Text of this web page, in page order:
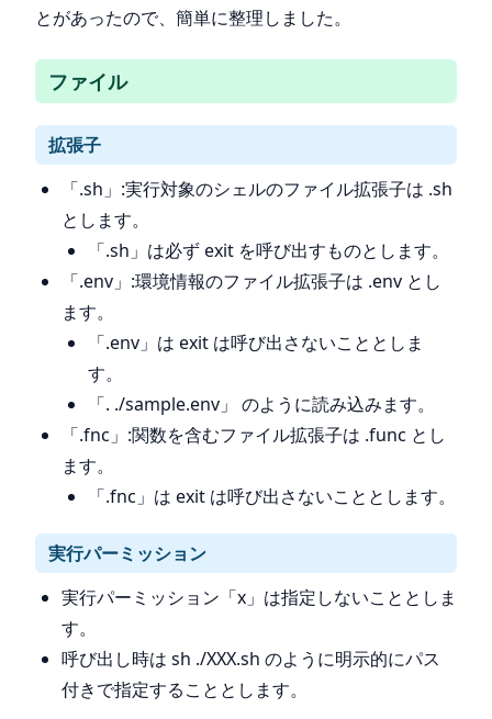
とがあったので、簡単に整理しました。
ファイル
拡張子
「.sh」:実行対象のシェルのファイル拡張子は .sh
とします。
「.sh」は必ず exit を呼び出すものとします。
「.env」:環境情報のファイル拡張子は .env とし
ます。
「.env」は exit は呼び出さないこととしま
す。
「. ./sample.env」 のように読み込みます。
「.fnc」:関数を含むファイル拡張子は .func とし
ます。
「.fnc」は exit は呼び出さないこととします。
実行パーミッション
実行パーミッション「x」は指定しないこととしま
す。
呼び出し時は sh ./XXX.sh のように明示的にパス
付きで指定することとします。